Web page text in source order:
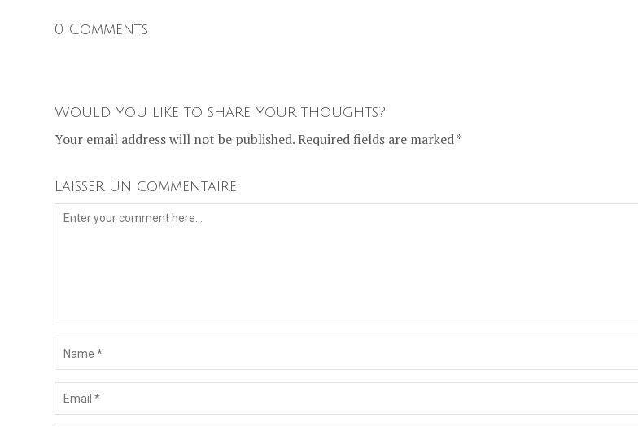
0 Comments
Would you like to share your thoughts?
Your email address will not be published. Required fields are marked *
Laisser un commentaire